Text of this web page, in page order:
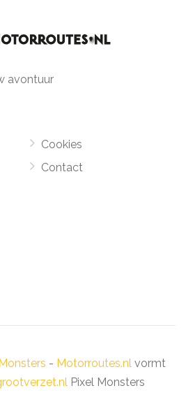
avontuur
Cookies
Contact
- Motorroutes.nlvormt
Pixel Monsters